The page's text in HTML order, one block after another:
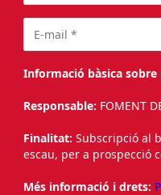
Informació bàsica sobre
Responsable: FOMENT
Finalitat: Subscripció al
escau, per a prospecció
Més informació i drets: